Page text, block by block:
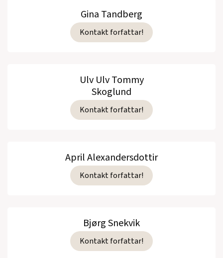
Gina Tandberg
Kontakt forfattar!
Ulv Ulv Tommy
Skoglund
Kontakt forfattar!
April Alexandersdottir
Kontakt forfattar!
Bjørg Snekvik
Kontakt forfattar!